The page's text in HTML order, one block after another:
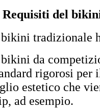
Requisiti del
tradizionale
da
rigorosi per
estetico che
ad esempio.